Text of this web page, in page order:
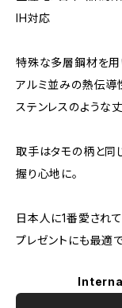
IH対応
特殊な多層鋼材を用
アルミ並みの熱伝導
ステンレスのような
取手はタモの柄と同
握り心地に。
日本人に1番愛され
プレゼントにも最適で